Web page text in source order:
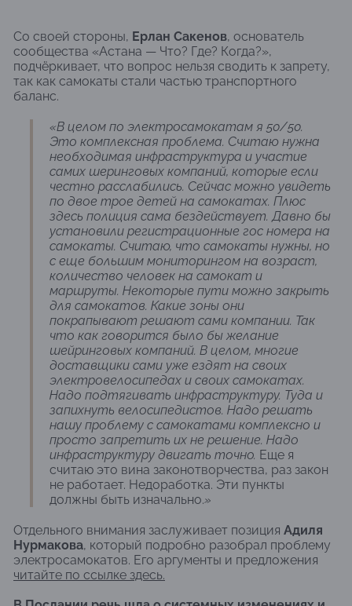
Со своей стороны, Ерлан Сакенов, основатель
сообщества «Астана — Что? Где? Когда?»,
подчёркивает, что вопрос нельзя сводить к запрету,
так как самокаты стали частью транспортного
баланс.
«В целом по электросамокатам я 50/50.
Это комплексная проблема. Считаю нужна
необходимая инфраструктура и участие
самих шеринговых компаний, которые если
честно расслабились. Сейчас можно увидеть
по двое трое детей на самокатах. Плюс
здесь полиция сама бездействует. Давно бы
установили регистрационные гос номера на
самокаты. Считаю, что самокаты нужны, но
с еще большим мониторингом на возраст,
количество человек на самокат и
маршруты. Некоторые пути можно закрыть
для самокатов. Какие зоны они
покрапывают решают сами компании. Так
что как говорится было бы желание
шейринговых компаний. В целом, многие
доставщики сами уже ездят на своих
электровелосипедах и своих самокатах.
Надо подтягивать инфраструктуру. Туда и
запихнуть велосипедистов. Надо решать
нашу проблему с самокатами комплексно и
просто запретить их не решение. Надо
инфраструктуру двигать точно. Еще я
считаю это вина законотворчества, раз закон
не работает. Недоработка. Эти пункты
должны быть изначально.»
Отдельного внимания заслуживает позиция Адиля
Нурмакова, который подробно разобрал проблему
электросамокатов. Его аргументы и предложения
читайте по ссылке здесь.